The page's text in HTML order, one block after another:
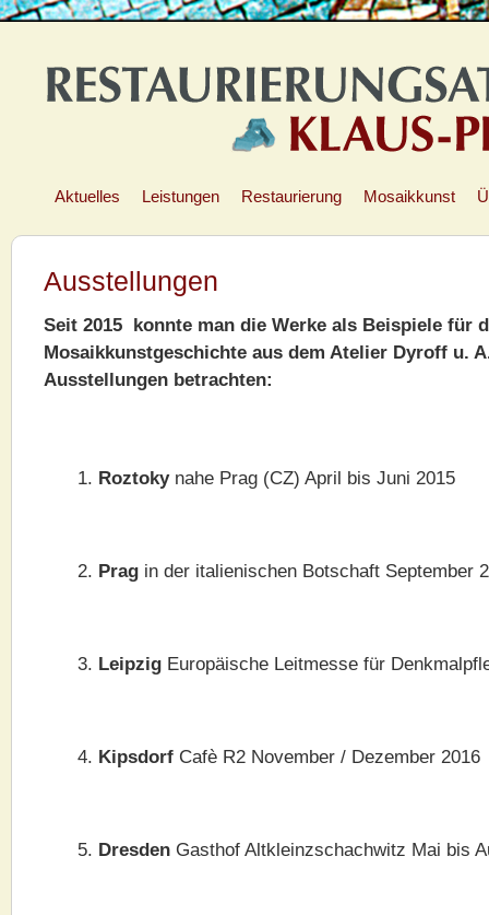
Aktuelles Leistungen Restaurierung Mosaikkunst
Ausstellungen
Seit 2015 konnte man die Werke als Beispiele für
Mosaikkunstgeschichte aus dem Atelier Dyroff u.
Ausstellungen betrachten:
Roztokynahe Prag (CZ) April bis Juni 2015
Prag in der italienischen Botschaft September
Leipzig Europäische Leitmesse für
Kipsdorf Cafè R2 November / Dezember 2016
Dresden Gasthof Altkleinzschachwitz Mai bis